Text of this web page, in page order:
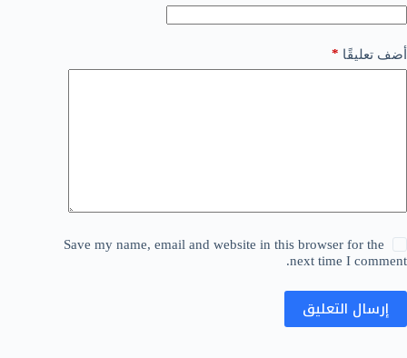
أضف تعليقًا *
Save my name, email and website in this browser for the
next time I comment.
إرسال التعليق